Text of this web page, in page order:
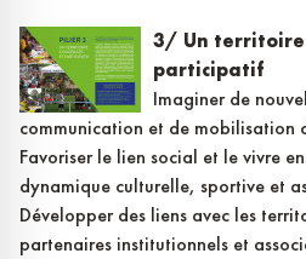
3/ Un
participatif
Imaginer de
communication et de mobilisation
Favoriser le lien social et le vivre
dynamique culturelle, sportive et
Développer des liens avec les
partenaires institutionnels et